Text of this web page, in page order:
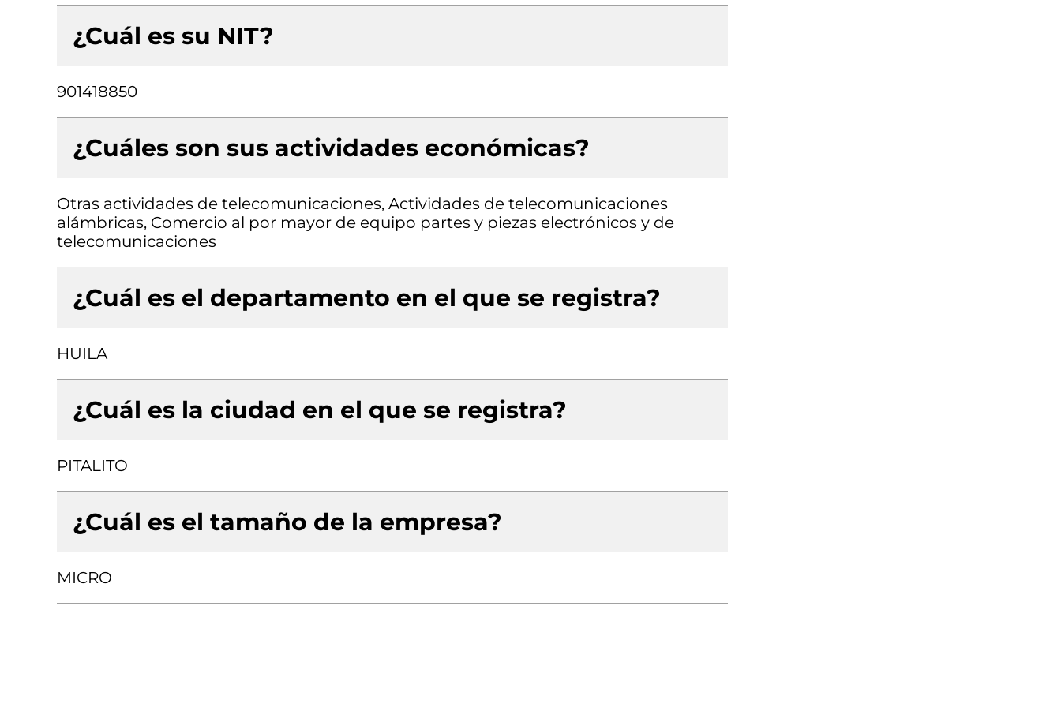
¿Cuál es su NIT?
901418850
¿Cuáles son sus actividades económicas?
Otras actividades de telecomunicaciones, Actividades de telecomunicaciones
alámbricas, Comercio al por mayor de equipo partes y piezas electrónicos y de
telecomunicaciones
¿Cuál es el departamento en el que se registra?
HUILA
¿Cuál es la ciudad en el que se registra?
PITALITO
¿Cuál es el tamaño de la empresa?
MICRO